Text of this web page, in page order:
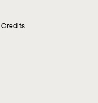
Credits